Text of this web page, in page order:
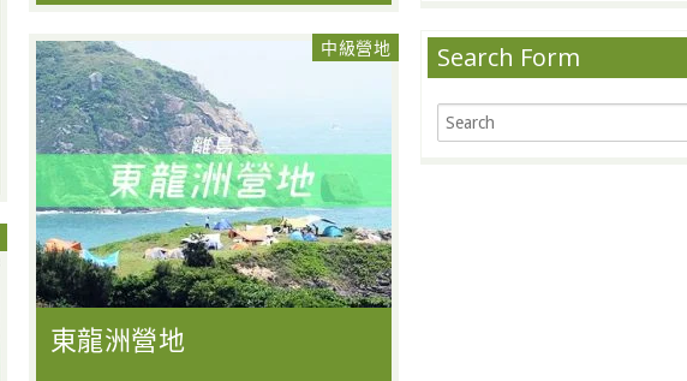
中級營地
東龍洲營地
Search Form